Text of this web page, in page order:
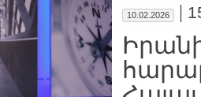
10.02.2026 |